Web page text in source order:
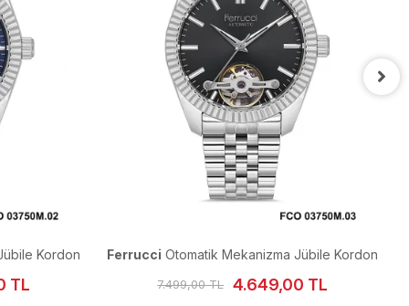
Kordon
TL
Ferrucci Otomatik Mekanizma Jübile Kordon
Erkek Kol Saati
7.499,00 TL 4.649,00 TL